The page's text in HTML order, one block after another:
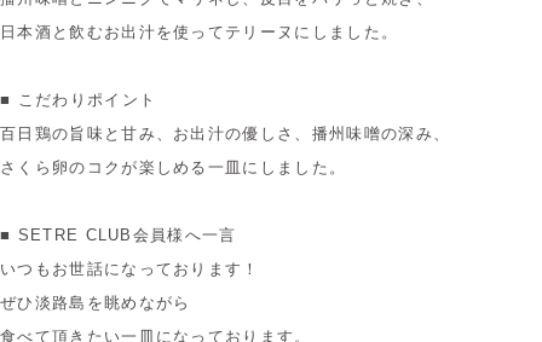
日本酒と飲むお出汁を使ってテリーヌにしました。
■ こだわりポイント
百日鶏の旨味と甘み、お出汁の優しさ、播州味噌の深み、
さくら卵のコクが楽しめる一皿にしました。
■ SETRE CLUB会員様へ一言
いつもお世話になっております！
ぜひ淡路島を眺めながら
食べて頂きたい一皿になっております。